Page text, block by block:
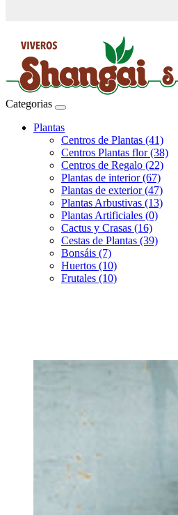
Categorias
Plantas
Centros de Plantas (41)
Centros Plantas flor (38)
Centros de Regalo (22)
Plantas de interior (67)
Plantas de exterior (47)
Plantas Arbustivas (13)
Plantas Artificiales (0)
Cactus y Crasas (16)
Cestas de Plantas (39)
Bonsáis (7)
Huertos (10)
Frutales (10)